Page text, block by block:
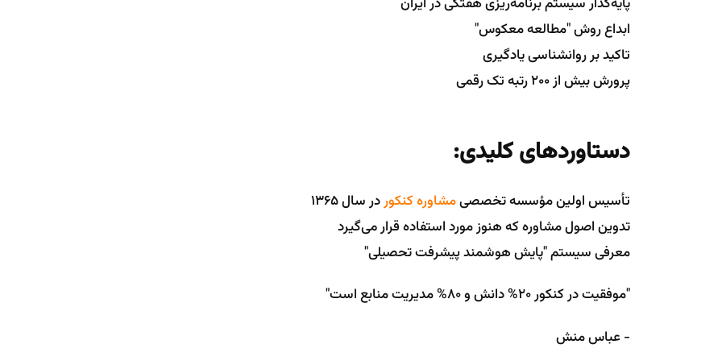
ابداع روش "مطالعه معکوس"
تاکید بر روانشناسی یادگیری
پرورش بیش از 200 رتبه تک رقمی
دستاوردهای کلیدی:
تأسیس اولین مؤسسه تخصصیمشاوره کنکوردر سال 1365
تدوین اصول مشاوره که هنوز مورد استفاده قرار می‌گیرد
معرفی سیستم "پایش هوشمند پیشرفت تحصیلی"
"موفقیت در کنکور 20% دانش و 80% مدیریت منابع است"
- عباس منش